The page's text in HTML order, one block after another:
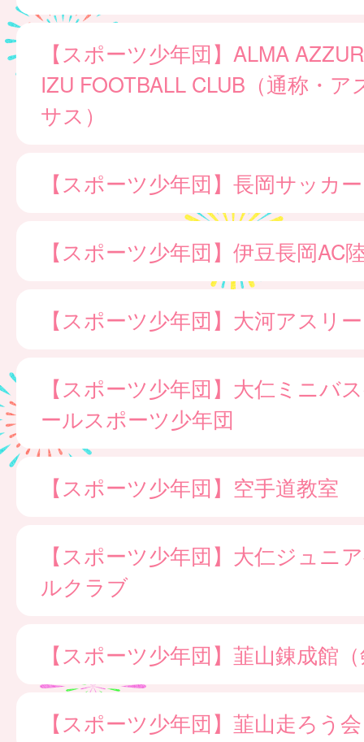
【スポーツ少年団】ALMA
IZU FOOTBALL CLUB（通称・
サス）
【スポーツ少年団】長岡サッカー
【スポーツ少年団】伊豆長岡AC
【スポーツ少年団】大河アスリ
【スポーツ少年団】大仁ミニバ
ールスポーツ少年団
【スポーツ少年団】空手道教室
【スポーツ少年団】大仁ジュニ
ルクラブ
【スポーツ少年団】韮山錬成館
【スポーツ少年団】韮山走ろう